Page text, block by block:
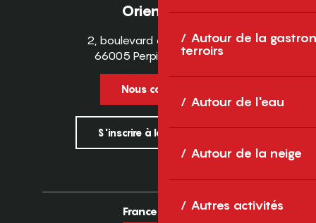
Autour de la
terroirs
Autour de l'eau
Autour de la neige
Autres activités
Orientales
2, boulevard des Pyrénées
66005 Perpignan Cedex
Nous contacter
S'inscrire à la newsletter
France Europe